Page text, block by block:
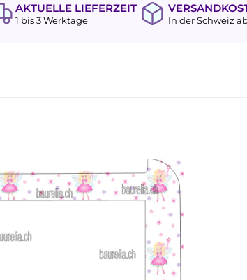
AKTUELLE LIEFERZEIT
1 bis 3 Werktage In der Schweiz